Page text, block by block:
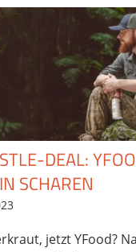
DEAL:
SCHAREN
jetzt YFood?